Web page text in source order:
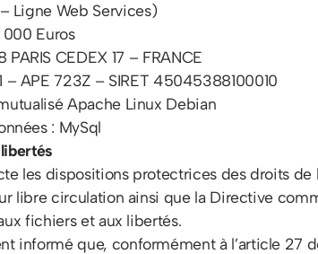
Ligne Web Services)
000 Euros
CEDEX 17 – FRANCE
– APE 723Z – SIRET 45045388100010
Apache Linux Debian
: MySql
les dispositions protectrices des droits
libre circulation ainsi que la Directive
fichiers et aux libertés.
informé que, conformément à l’article